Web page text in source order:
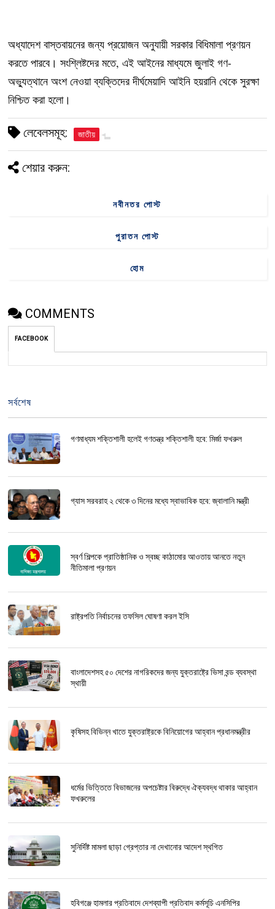
অধ্যাদেশ বাস্তবায়নের জন্য প্রয়োজন অনুযায়ী সরকার বিধিমালা প্রণয়ন
করতে পারবে। সংশ্লিষ্টদের মতে, এই আইনের মাধ্যমে জুলাই গণ-
অভ্যুত্থানে অংশ নেওয়া ব্যক্তিদের দীর্ঘমেয়াদি আইনি হয়রানি থেকে সুরক্ষা
নিশ্চিত করা হলো।
লেবেলসমূহ: জাতীয়
শেয়ার করুন:
নবীনতর পোস্ট
পুরাতন পোস্ট
হোম
COMMENTS
FACEBOOK
সর্বশেষ
গণমাধ্যম শক্তিশালী হলেই গণতন্ত্র শক্তিশালী হবে: মির্জা ফখরুল
গ্যাস সরবরাহ ২ থেকে ৩ দিনের মধ্যে স্বাভাবিক হবে: জ্বালানি মন্ত্রী
স্বর্ণ শিল্পকে প্রাতিষ্ঠানিক ও স্বচ্ছ কাঠামোর আওতায় আনতে নতুন
নীতিমালা প্রণয়ন
রাষ্ট্রপতি নির্বাচনের তফসিল ঘোষণা করল ইসি
বাংলাদেশসহ ৫০ দেশের নাগরিকদের জন্য যুক্তরাষ্ট্রে ভিসা বন্ড ব্যবস্থা
স্থায়ী
কৃষিসহ বিভিন্ন খাতে যুক্তরাষ্ট্রকে বিনিয়োগের আহ্বান প্রধানমন্ত্রীর
ধর্মের ভিত্তিতে বিভাজনের অপচেষ্টার বিরুদ্ধে ঐক্যবদ্ধ থাকার আহ্বান
ফখরুলের
সুনির্দিষ্ট মামলা ছাড়া গ্রেপ্তার না দেখানোর আদেশ স্থগিত
হবিগঞ্জে হামলার প্রতিবাদে দেশব্যাপী প্রতিবাদ কর্মসূচি এনসিপির